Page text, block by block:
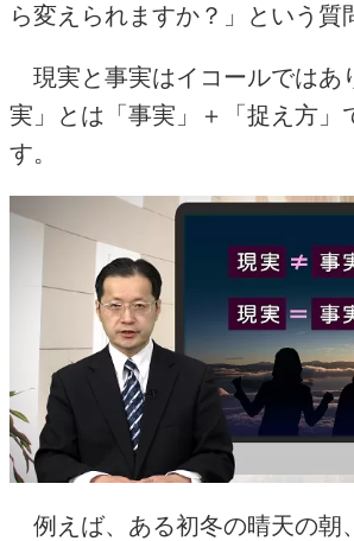
ら変えられますか？」という質
現実と事実はイコールではあ
実」とは「事実」＋「捉え方」
す。
例えば、ある初冬の晴天の朝